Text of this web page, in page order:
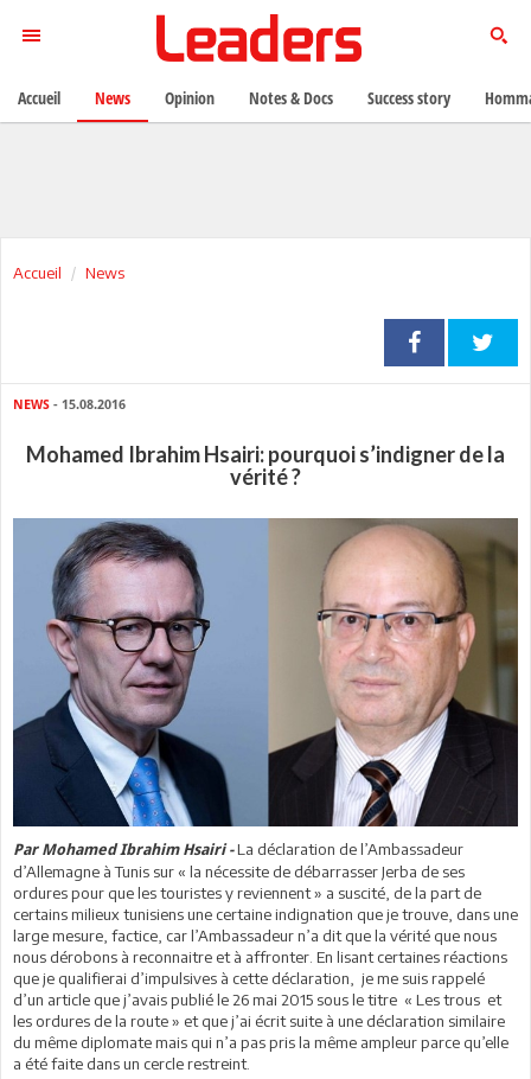
Accueil News
NEWS - 15.08.2016
Mohamed Ibrahim Hsairi: pourquoi s’indigner de la
vérité ?
Par Mohamed Ibrahim Hsairi -La déclaration de l’Ambassadeur
d’Allemagne à Tunis sur « la nécessite de débarrasser Jerba de ses
ordures pour que les touristes y reviennent » a suscité, de la part de
certains milieux tunisiens une certaine indignation que je trouve, dans une
large mesure, factice, car l’Ambassadeur n’a dit que la vérité que nous
nous dérobons à reconnaitre et à affronter. En lisant certaines réactions
que je qualifierai d’impulsives à cette déclaration, je me suis rappelé
d’un article que j’avais publié le 26 mai 2015 sous le titre « Les trous et
les ordures de la route » et que j’ai écrit suite à une déclaration similaire
du même diplomate mais qui n’a pas pris la même ampleur parce qu’elle
a été faite dans un cercle restreint.
Accueil News Opinion Notes & Docs Success story